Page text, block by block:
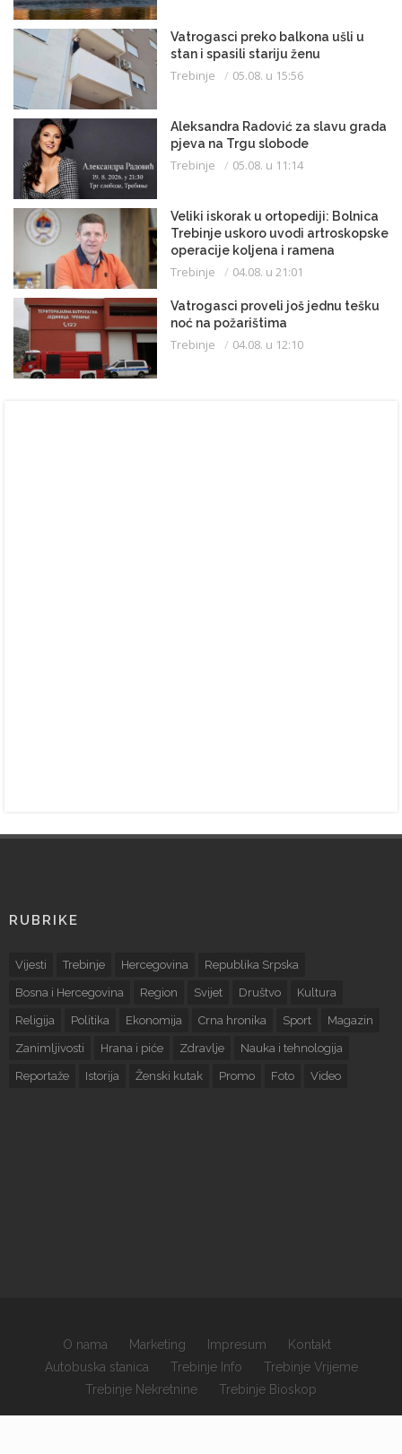
Vatrogasci preko balkona ušli u
stan i spasili stariju ženu
Trebinje 05.08. u 15:56
Aleksandra Radović za slavu grada
pjeva na Trgu slobode
Trebinje 05.08. u 11:14
Veliki iskorak u ortopediji: Bolnica
Trebinje uskoro uvodi artroskopske
operacije koljena i ramena
Trebinje 04.08. u 21:01
Vatrogasci proveli još jednu tešku
noć na požarištima
Trebinje 04.08. u 12:10
×
RUBRIKE
Vijesti Trebinje Hercegovina Republika Srpska
Bosna i Hercegovina Region Svijet Društvo Kultura
Religija Politika Ekonomija Crna hronika Sport Magazin
Zanimljivosti Hrana i piće Zdravlje Nauka i tehnologija
Reportaže Istorija Ženski kutak Promo Foto Video
O nama Marketing Impresum
Kontakt
Autobuska stanica
Trebinje Info
Trebinje Vrijeme
Trebinje Nekretnine
Trebinje Bioskop